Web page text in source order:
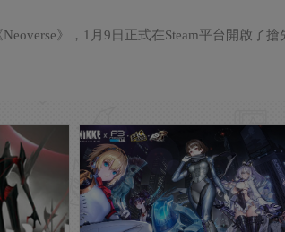
》，1月9日正式在Steam平台開啟了